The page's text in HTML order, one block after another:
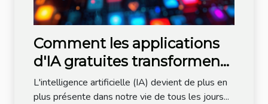
Comment les applications
d'IA gratuites transforment-
elles notre quotidien ?
L'intelligence artificielle (IA) devient de plus en
plus présente dans notre vie de tous les jours...